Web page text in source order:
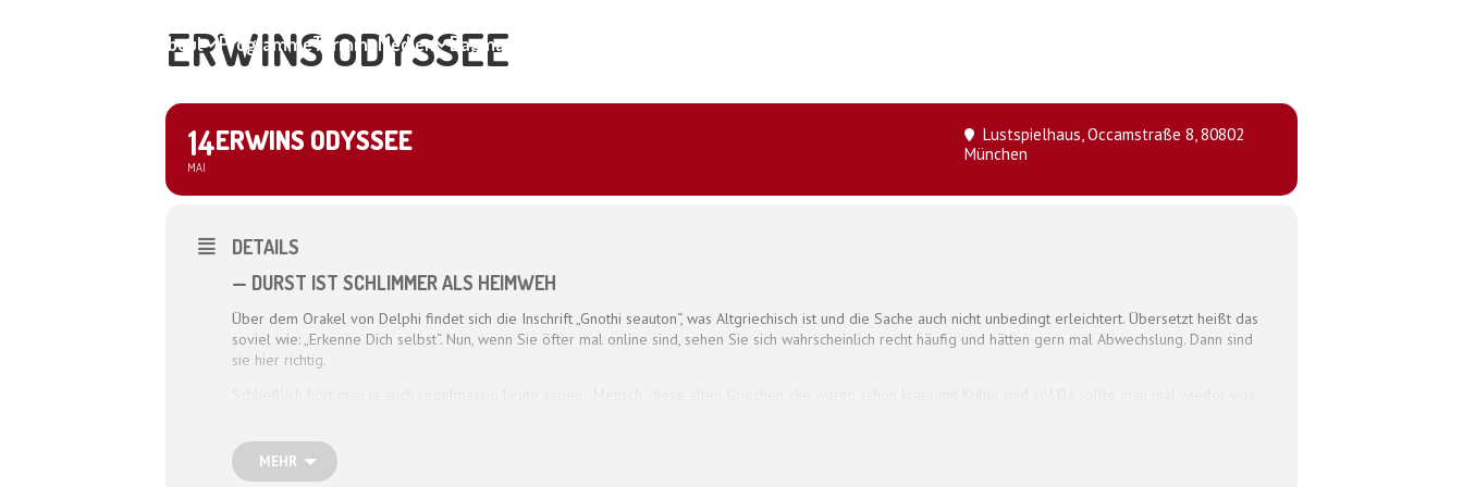
About ProgrammeTermineMedien Dagmar und der Organismus
ERWINS ODYSSEE
14
MAI
ERWINS ODYSSEE Lustspielhaus, Occamstraße 8, 80802
München
DETAILS
— DURST IST SCHLIMMER ALS HEIMWEH
Über dem Orakel von Delphi findet sich die Inschrift „Gnothi seauton“, was Altgriechisch ist und die Sache auch nicht unbedingt erleichtert. Übersetzt heißt das
soviel wie: „Erkenne Dich selbst“. Nun, wenn Sie öfter mal online sind, sehen Sie sich wahrscheinlich recht häufig und hätten gern mal Abwechslung. Dann sind
sie hier richtig.
Die Odyssee.
MEHR